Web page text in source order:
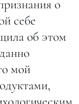
о
себе
об этом
мой